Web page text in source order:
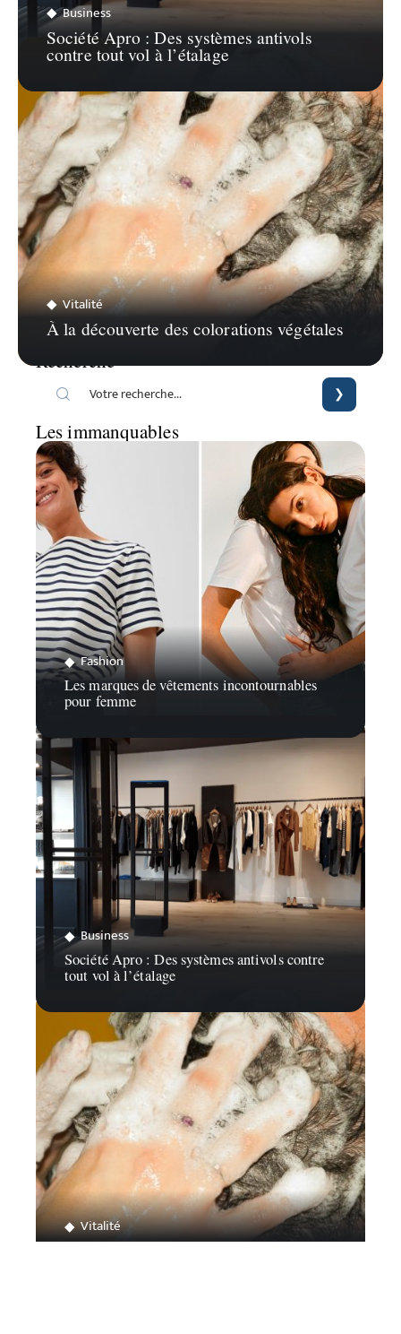
Business
Société Apro : Des systèmes antivols
contre tout vol à l’étalage
Vitalité
À la découverte des colorations végétales
Recherche
Les immanquables
Fashion
Les marques de vêtements incontournables
pour femme
Business
Société Apro : Des systèmes antivols contre
tout vol à l’étalage
Vitalité